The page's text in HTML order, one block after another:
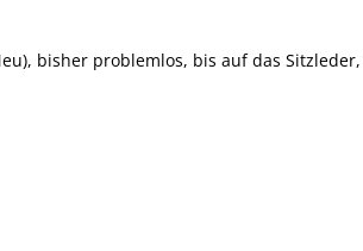
bisher problemlos, bis auf das